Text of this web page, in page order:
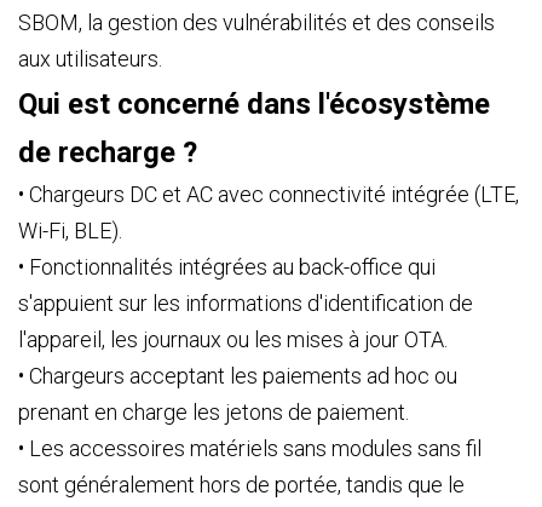
SBOM, la gestion des vulnérabilités et des conseils
aux utilisateurs.
Qui est concerné dans l'écosystème
de recharge ?
• Chargeurs DC et AC avec connectivité intégrée (LTE,
Wi-Fi, BLE).
• Fonctionnalités intégrées au back-office qui
s'appuient sur les informations d'identification de
l'appareil, les journaux ou les mises à jour OTA.
• Chargeurs acceptant les paiements ad hoc ou
prenant en charge les jetons de paiement.
• Les accessoires matériels sans modules sans fil
sont généralement hors de portée, tandis que le